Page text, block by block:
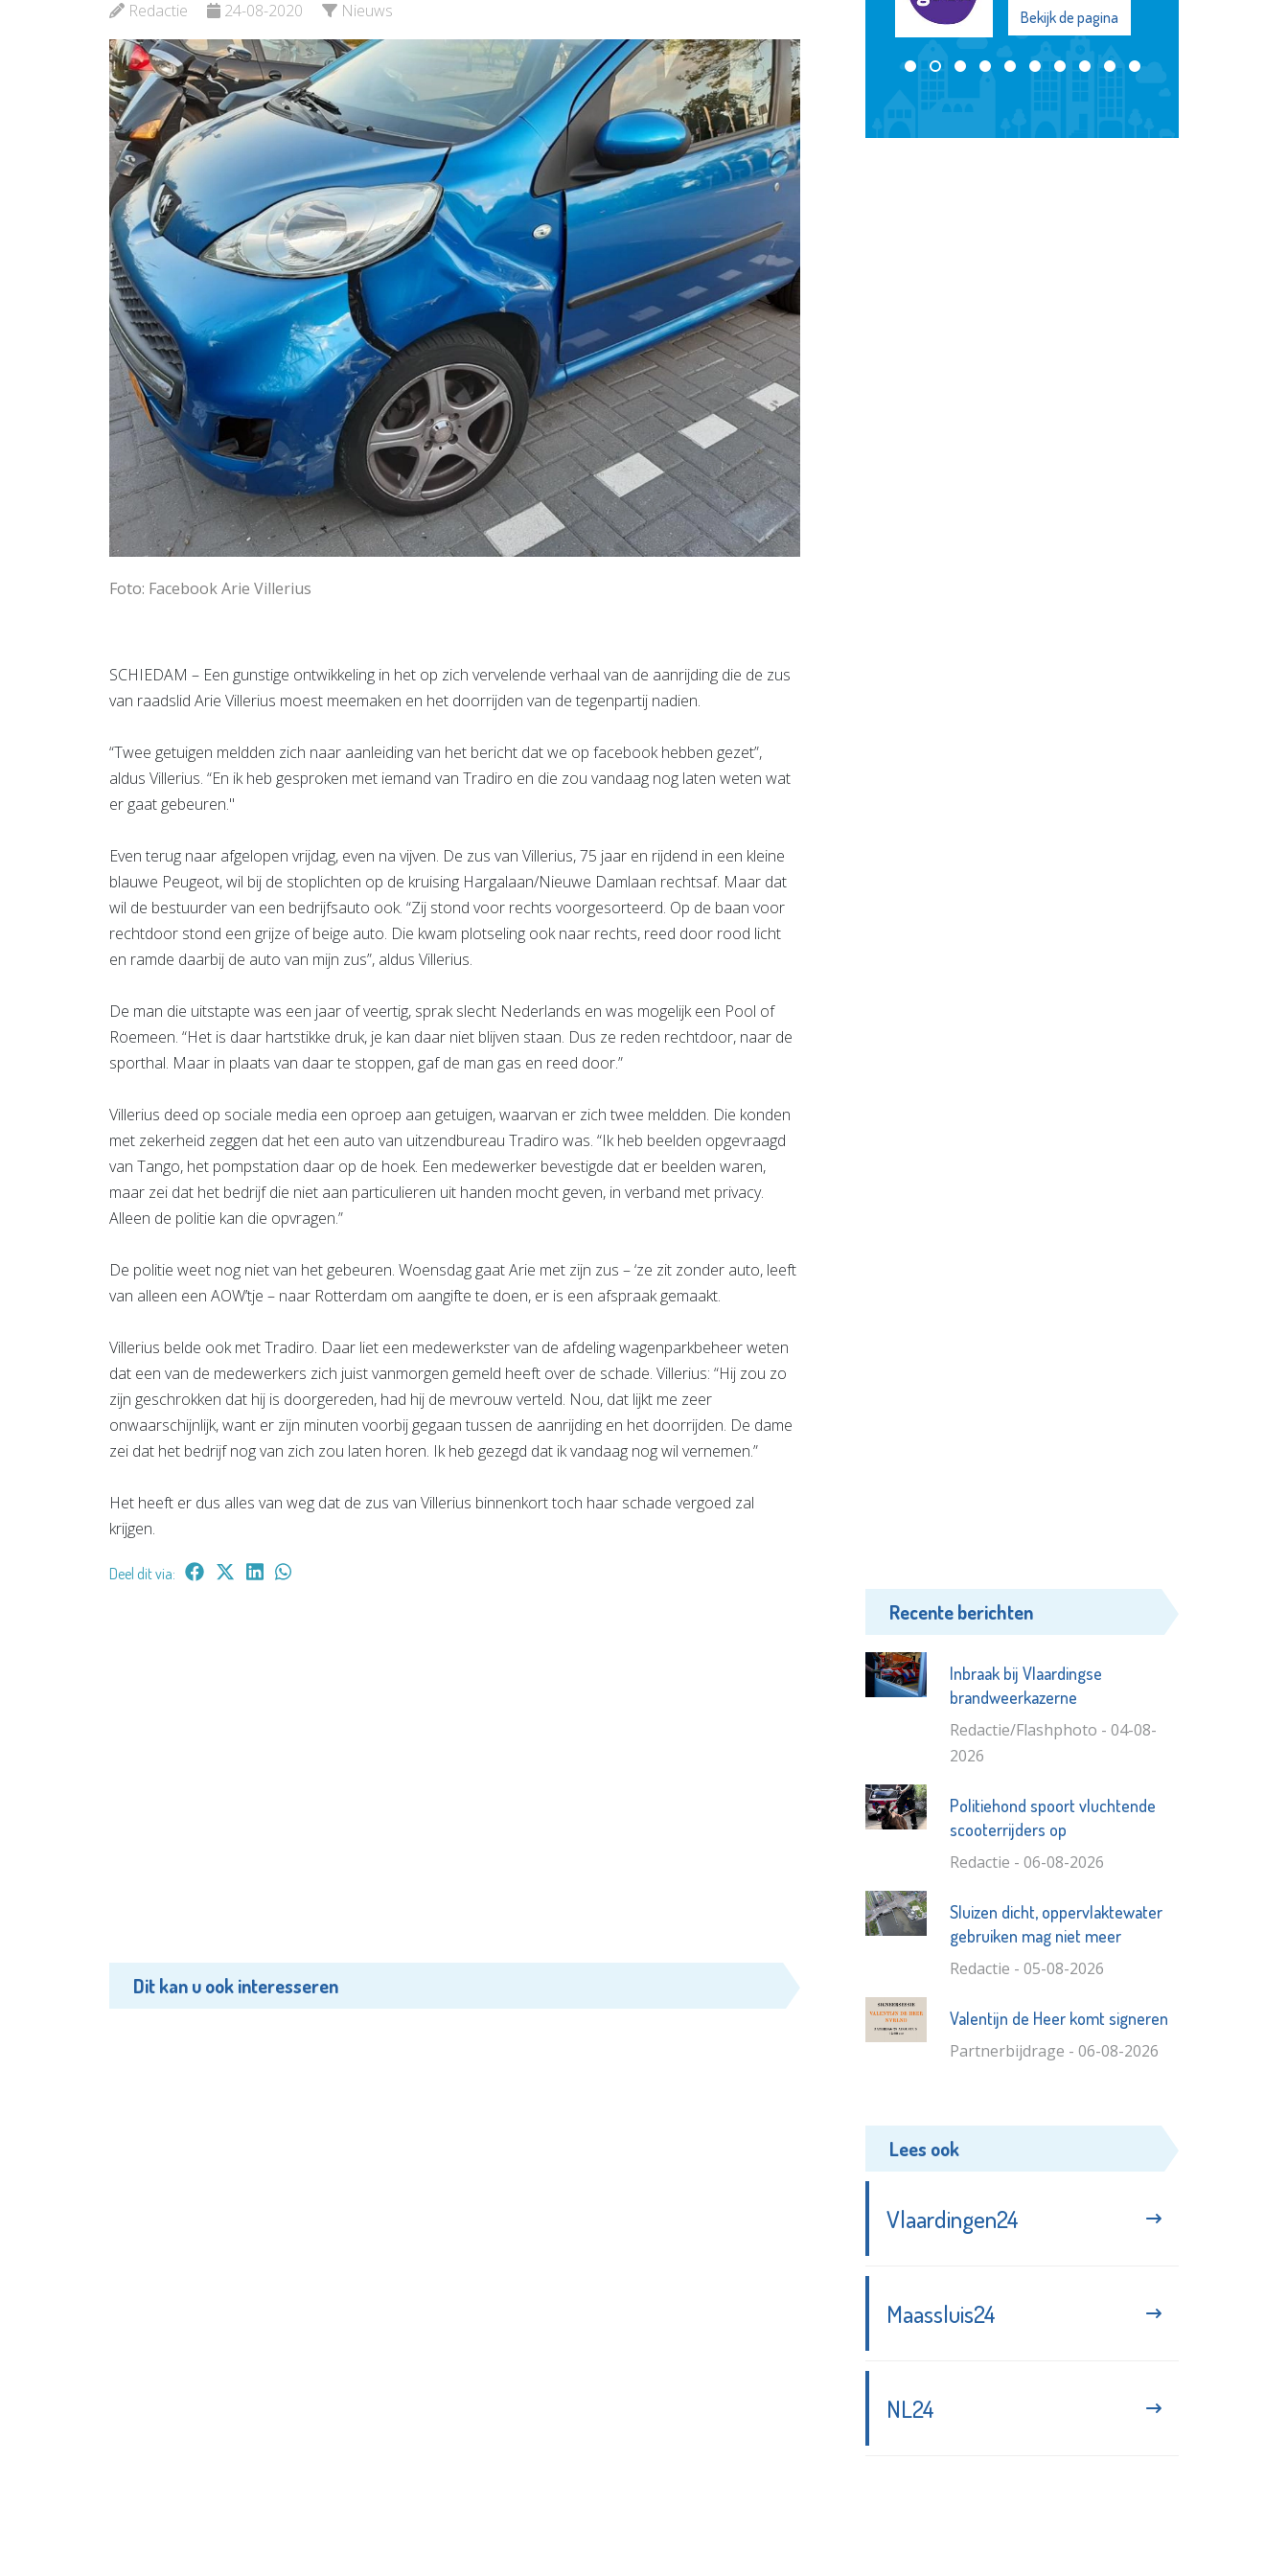
Redactie 24-08-2020 Nieuws
Foto: Facebook Arie Villerius
SCHIEDAM – Een gunstige ontwikkeling in het op zich vervelende verhaal van de aanrijding die de zus
van raadslid Arie Villerius moest meemaken en het doorrijden van de tegenpartij nadien.
“Twee getuigen meldden zich naar aanleiding van het bericht dat we op facebook hebben gezet”,
aldus Villerius. “En ik heb gesproken met iemand van Tradiro en die zou vandaag nog laten weten wat
er gaat gebeuren."
Even terug naar afgelopen vrijdag, even na vijven. De zus van Villerius, 75 jaar en rijdend in een kleine
blauwe Peugeot, wil bij de stoplichten op de kruising Hargalaan/Nieuwe Damlaan rechtsaf. Maar dat
wil de bestuurder van een bedrijfsauto ook. “Zij stond voor rechts voorgesorteerd. Op de baan voor
rechtdoor stond een grijze of beige auto. Die kwam plotseling ook naar rechts, reed door rood licht
en ramde daarbij de auto van mijn zus”, aldus Villerius.
De man die uitstapte was een jaar of veertig, sprak slecht Nederlands en was mogelijk een Pool of
Roemeen. “Het is daar hartstikke druk, je kan daar niet blijven staan. Dus ze reden rechtdoor, naar de
sporthal. Maar in plaats van daar te stoppen, gaf de man gas en reed door.”
Villerius deed op sociale media een oproep aan getuigen, waarvan er zich twee meldden. Die konden
met zekerheid zeggen dat het een auto van uitzendbureau Tradiro was. “Ik heb beelden opgevraagd
van Tango, het pompstation daar op de hoek. Een medewerker bevestigde dat er beelden waren,
maar zei dat het bedrijf die niet aan particulieren uit handen mocht geven, in verband met privacy.
Alleen de politie kan die opvragen.”
De politie weet nog niet van het gebeuren. Woensdag gaat Arie met zijn zus – ‘ze zit zonder auto, leeft
van alleen een AOW’tje – naar Rotterdam om aangifte te doen, er is een afspraak gemaakt.
Villerius belde ook met Tradiro. Daar liet een medewerkster van de afdeling wagenparkbeheer weten
dat een van de medewerkers zich juist vanmorgen gemeld heeft over de schade. Villerius: “Hij zou zo
zijn geschrokken dat hij is doorgereden, had hij de mevrouw verteld. Nou, dat lijkt me zeer
onwaarschijnlijk, want er zijn minuten voorbij gegaan tussen de aanrijding en het doorrijden. De dame
zei dat het bedrijf nog van zich zou laten horen. Ik heb gezegd dat ik vandaag nog wil vernemen.”
Het heeft er dus alles van weg dat de zus van Villerius binnenkort toch haar schade vergoed zal
krijgen.
Deel dit via:
Dit kan u ook interesseren
Bekijk de pagina
Bekijk de pagina
Bekijk de pagina
Recente berichten
Inbraak bij Vlaardingse
brandweerkazerne
Redactie/Flashphoto - 04-08-
2026
Politiehond spoort vluchtende
scooterrijders op
Redactie - 06-08-2026
Sluizen dicht, oppervlaktewater
gebruiken mag niet meer
Redactie - 05-08-2026
Valentijn de Heer komt signeren
Partnerbijdrage - 06-08-2026
Lees ook
Vlaardingen24
Maassluis24
NL24